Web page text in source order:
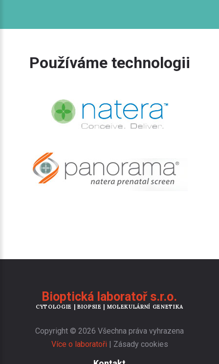
Používáme technologii
Bioptická laboratoř s.r.o.
CYTOLOGIE | BIOPSIE | MOLEKULÁRNÍ GENETIKA
Copyright © 2026 Všechna práva vyhrazena
Více o laboratoři| Zásady cookies